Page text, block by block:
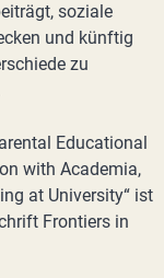
soziale
und künftig
zu
Educational
with Academia,
at University“ ist
Frontiers in